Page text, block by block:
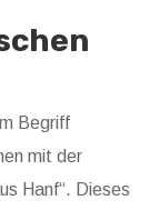
Begriff
mit der
Hanf“. Dieses